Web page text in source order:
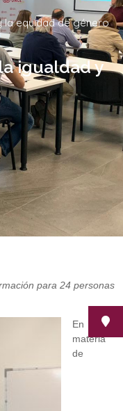
la equidad de género
igualdad y
para 24 personas
En
materia
de